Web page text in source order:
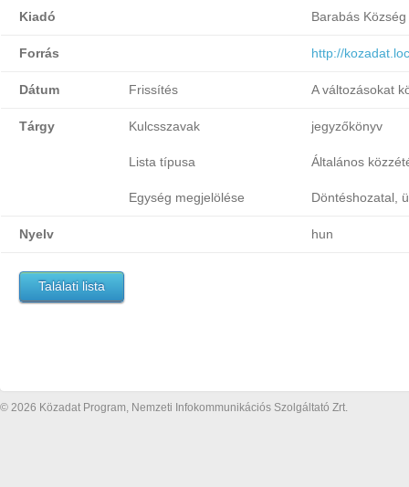
Kiadó Barabás
Forrás http://
Dátum Frissítés A változásokat
Tárgy Kulcsszavak jegyzőkönyv
Lista típusa Általános
Egység megjelölése Döntéshozatal,
Nyelv hun
Találati lista
© 2026 Közadat Program, Nemzeti Infokommunikációs Szolgáltató Zrt.